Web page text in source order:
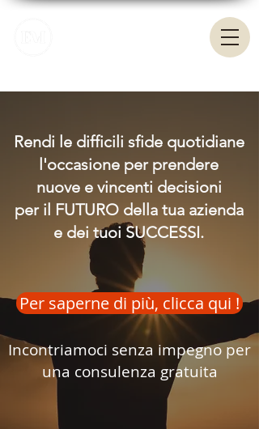
Rendi le difficili sfide quotidiane
l'occasione per prendere
nuove e vincenti decisioni
per il FUTURO della tua azienda
e dei tuoi SUCCESSI.
Per saperne di più, clicca qui !
Incontriamoci senza impegno per
una consulenza gratuita